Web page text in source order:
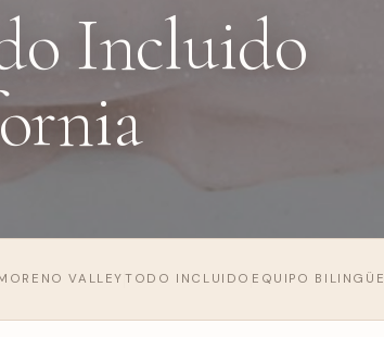
Incluido
VALLEY TODO INCLUIDO EQUIPO BILINGÜE